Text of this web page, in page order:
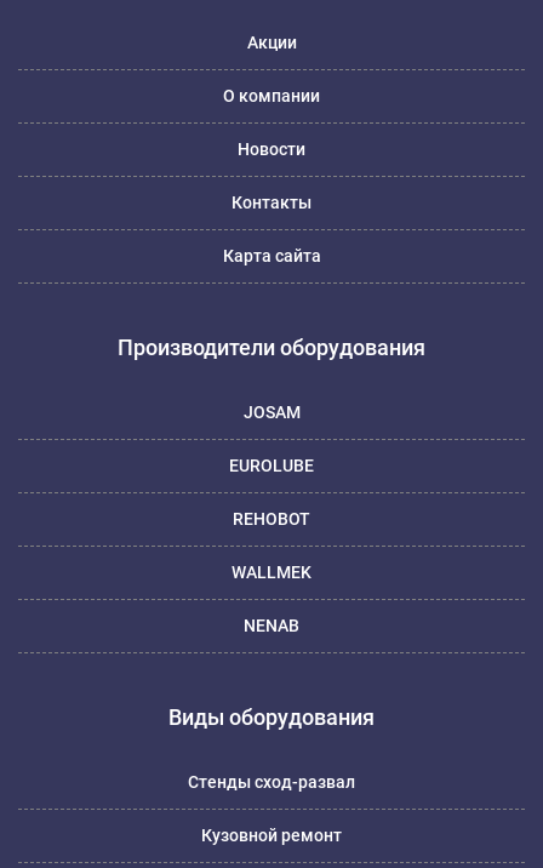
Акции
О компании
Новости
Контакты
Карта сайта
Производители оборудования
JOSAM
EUROLUBE
REHOBOT
WALLMEK
NENAB
Виды оборудования
Стенды сход-развал
Кузовной ремонт